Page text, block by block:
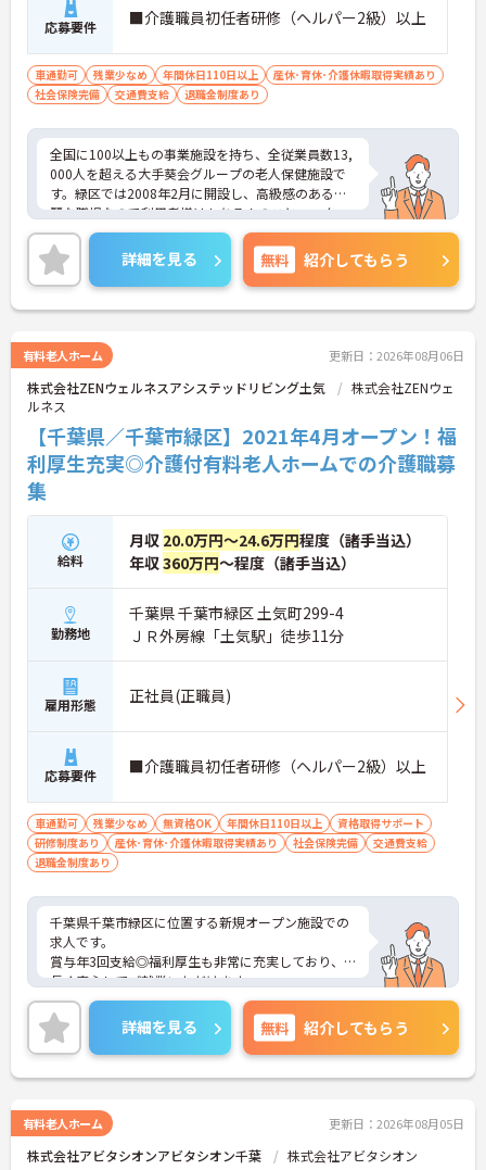
応募要件 ■介護職員初任者研修（ヘルパー2級）以上
車通勤可 残業少なめ 年間休日110日以上
産休･育休･介護休暇取得実績あり
社会保険完備
交通費支給 退職金制度あり
全国に100以上もの事業施設を持ち、全従業員数13,
000人を超える大手葵会グループの老人保健施設で
す。緑区では2008年2月に開設し、高級感のある綺
麗な職場なので利用者様はもちろんのこと、スタッ
フも働きやすい環境です。また、スタッフ間も仲が
良く、他部署とも隔たりなくコミュニケーションが
図れます。ご興味のある方はお気軽にお問い合わせ
下さいませ。
詳細を見る 無料 紹介してもらう
有料老人ホーム 更新日：2026年08月06日
株式会社ZENウェルネスアシステッドリビング土気
株式会社ZENウェ
ルネス
【千葉県／千葉市緑区】2021年4月オープン！福
利厚生充実◎介護付有料老人ホームでの介護職募
集
給料
月収 20.0万円～24.6万円程度（諸手当込）
年収360万円～程度（諸手当込）
勤務地
千葉県 千葉市緑区 土気町299-4
ＪＲ外房線「土気駅」徒歩11分
雇用形態 正社員(正職員)
応募要件 ■介護職員初任者研修（ヘルパー2級）以上
車通勤可 残業少なめ 無資格OK 年間休日110日以上
資格取得サポート
研修制度あり
産休･育休･介護休暇取得実績あり 社会保険完備
交通費支給
退職金制度あり
千葉県千葉市緑区に位置する新規オープン施設での
求人です。
賞与年3回支給◎福利厚生も非常に充実しており、
長く安心してご就業いただけます。
ご興味ある方には、面接のポイントなど、さらに詳
細をお話致しますのでお気軽にご相談ください。
詳細を見る 無料 紹介してもらう
有料老人ホーム 更新日：2026年08月05日
株式会社アビタシオンアビタシオン千葉 株式会社アビタシオン